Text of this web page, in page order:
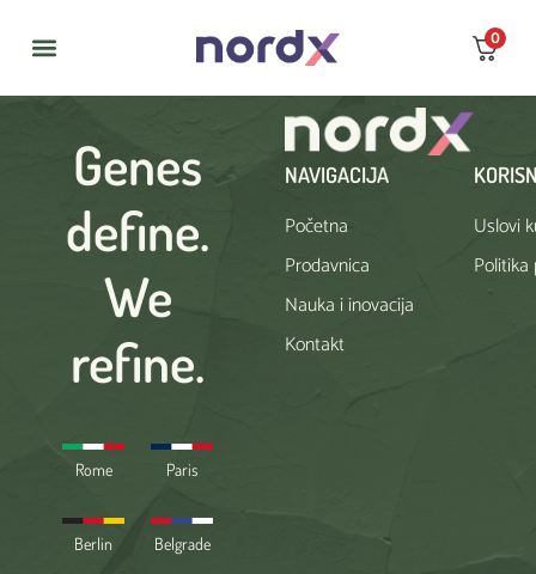
0
NAVIGACIJA
Početna
Prodavnica
Nauka i inovacija
Kontakt
Uslovi
Genes
define.
We
refine.
Rome Paris
Berlin Belgrade